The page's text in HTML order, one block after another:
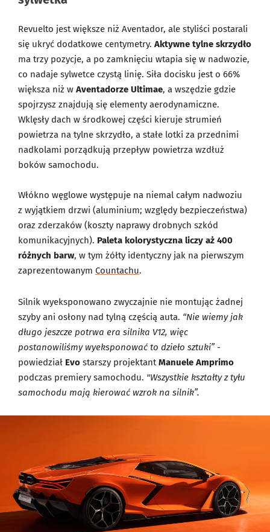
Revuelto jest większe niż Aventador, ale styliści postarali
się ukryć dodatkowe centymetry. Aktywne tylne skrzydło
ma trzy pozycje, a po zamknięciu wtapia się w nadwozie,
co nadaje sylwetce czystą linię. Siła docisku jest o 66%
większa niż w Aventadorze Ultimae, a wszędzie gdzie
spojrzysz znajdują się elementy aerodynamiczne.
Wklęsły dach w środkowej części kieruje strumień
powietrza na tylne skrzydło, a stałe lotki za przednimi
nadkolami porządkują przepływ powietrza wzdłuż
boków samochodu.
Włókno węglowe występuje na niemal całym nadwoziu
z wyjątkiem drzwi (aluminium; względy bezpieczeństwa)
oraz zderzaków (koszty naprawy drobnych szkód
komunikacyjnych). Paleta kolorystyczna liczy aż 400
różnych barw, w tym żółty identyczny jak na pierwszym
zaprezentowanym Countachu.
Silnik wyeksponowano zwyczajnie nie montując żadnej
szyby ani osłony nad tylną częścią auta. “Nie wiemy jak
długo jeszcze potrwa era silnika V12, więc
postanowiliśmy wyeksponować to dzieło sztuki”-
powiedział Evo starszy projektantManuele Amprimo
podczas premiery samochodu. "Wszystkie kształty z tyłu
samochodu mają kierować wzrok na silnik”.